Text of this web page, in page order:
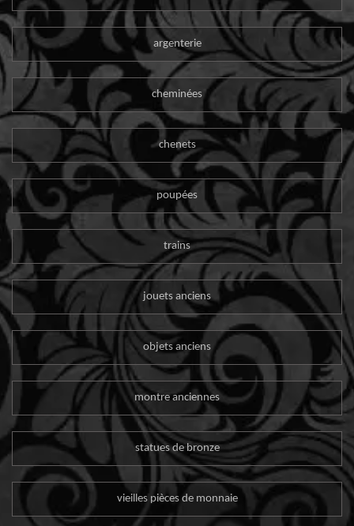
argenterie
cheminées
chenets
poupées
trains
jouets anciens
objets anciens
montre anciennes
statues de bronze
vieilles pièces de monnaie